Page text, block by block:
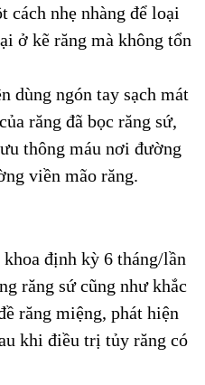
cách nhẹ nhàng để loại
ở kẽ răng mà không tổn
dùng ngón tay sạch mát
răng đã bọc răng sứ,
thông máu nơi đường
viền mão răng.
định kỳ 6 tháng/lần
răng sứ cũng như khắc
răng miệng, phát hiện
khi điều trị tủy răng có